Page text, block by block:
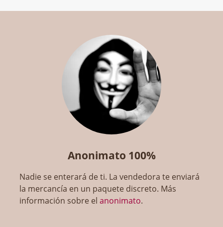
Anonimato 100%
Nadie se enterará de ti. La vendedora te enviará
la mercancía en un paquete discreto. Más
información sobre elanonimato.